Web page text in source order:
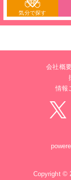
気分で探す
会社概
情報
Copyright ©